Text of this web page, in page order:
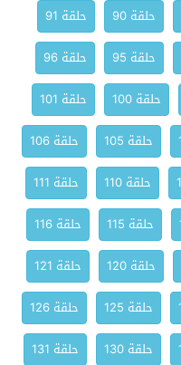
حلقة 90
حلقة 91
حلقة 95
حلقة 96
حلقة 100
حلقة 101
حلقة 105
حلقة 106
حلقة 110
حلقة 111
حلقة 115
حلقة 116
حلقة 120
حلقة 121
حلقة 125
حلقة 126
حلقة 130
حلقة 131